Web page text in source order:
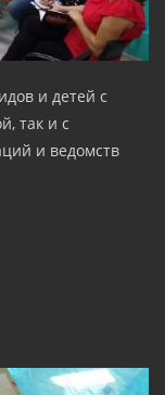
и детей с
так и с
и ведомств